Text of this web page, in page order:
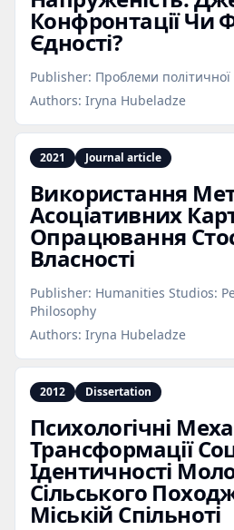
Конфронтації Чи
Єдності?
Publisher: Проблеми політичної
Authors: Iryna Hubeladze
2021 Journal article
Використання
Асоціативних
Опрацювання
Власності
Publisher: Humanities Studios:
Philosophy
Authors: Iryna Hubeladze
2012 Dissertation
Психологічні
Трансформації
Ідентичності
Сільського
Міській Спільноті